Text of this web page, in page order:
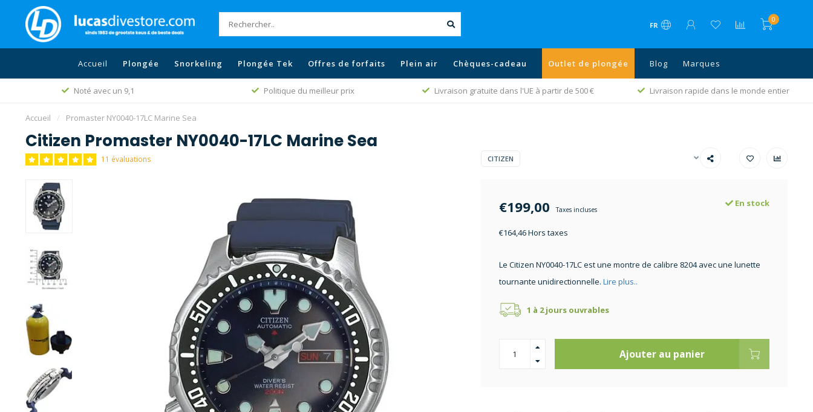
FR
0
Accueil Plongée Snorkeling Plongée Tek Offres de forfaits Plein air Chèques-cadeau Outlet de plongée Blog Marques
Noté avec un 9,1 Politique du meilleur prix Livraison gratuite dans l'UE à partir de 500 € Livraison rapide dans le monde entier
Accueil / Promaster NY0040-17LC Marine Sea
Citizen Promaster NY0040-17LC Marine Sea
11 évaluations CITIZEN
€199,00 Taxes incluses
€164,46 Hors taxes
En stock
Le Citizen NY0040-17LC est une montre de calibre 8204 avec une lunette
tournante unidirectionnelle. Lire plus..
1 à 2 jours ouvrables
Ajouter au panier